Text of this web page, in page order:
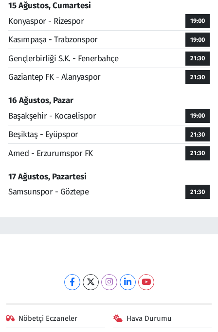
15 Ağustos, Cumartesi
Konyaspor - Rizespor
19:00
Kasımpaşa - Trabzonspor 19:00
Gençlerbirliği S.K. - Fenerbahçe 21:30
Gaziantep FK - Alanyaspor 21:30
16 Ağustos, Pazar
Başakşehir - Kocaelispor
19:00
Beşiktaş - Eyüpspor 21:30
Amed - Erzurumspor FK 21:30
17 Ağustos, Pazartesi
Samsunspor - Göztepe
21:30
Nöbetçi Eczaneler Hava Durumu